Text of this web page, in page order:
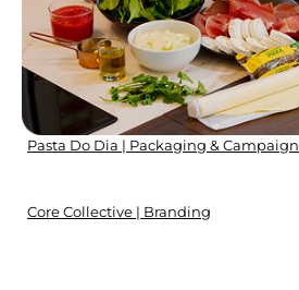
Pasta Do Dia | Packaging & Campaign
Core Collective | Branding